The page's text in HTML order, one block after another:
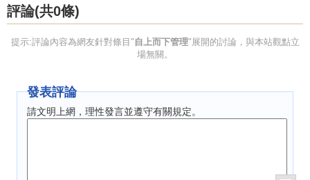
評論(共0條)
提示:評論內容為網友針對條目" 自上而下管理"展開的討論，與本站觀點立
場無關。
發表評論
請文明上網，理性發言並遵守有關規定。